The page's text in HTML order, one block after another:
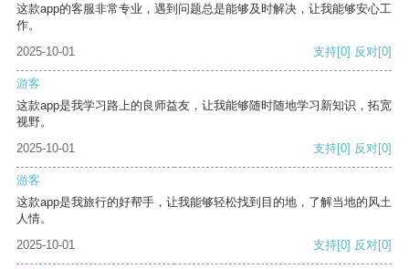
这款app的客服非常专业，遇到问题总是能够及时解决，让我能够安心工
作。
2025-10-01
支持[0] 反对[0]
游客
这款app是我学习路上的良师益友，让我能够随时随地学习新知识，拓宽
视野。
2025-10-01
支持[0] 反对[0]
游客
这款app是我旅行的好帮手，让我能够轻松找到目的地，了解当地的风土
人情。
2025-10-01
支持[0] 反对[0]